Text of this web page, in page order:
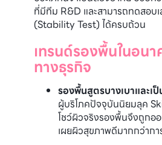
ที่มีทีม R&D และสามารถทดสอบ
(Stability Test) ได้ครบถ้วน
เทรนด์รองพื้นในอนา
ทางธุรกิจ
รองพื้นสูตรบางเบาและเ
ผู้บริโภคปัจจุบันนิยมลุค
โชว์ผิวจริงรองพื้นจึงถูกออ
เผยผิวสุขภาพดีมากกว่าก